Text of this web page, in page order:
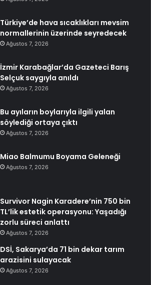
Türkiye’de hava sıcaklıkları mevsim
normallerinin üzerinde seyredecek
Ağustos 7, 2026
İzmir Karabağlar’da Gazeteci Barış
Selçuk saygıyla anıldı
Ağustos 7, 2026
Bu ayıların boylarıyla ilgili yalan
söylediği ortaya çıktı
Ağustos 7, 2026
Miao Balmumu Boyama Geleneği
Ağustos 7, 2026
Survivor Nagin Karadere’nin 750 bin
TL’lik estetik operasyonu: Yaşadığı
zorlu süreci anlattı
Ağustos 7, 2026
DSİ, Sakarya’da 71 bin dekar tarım
arazisini sulayacak
Ağustos 7, 2026